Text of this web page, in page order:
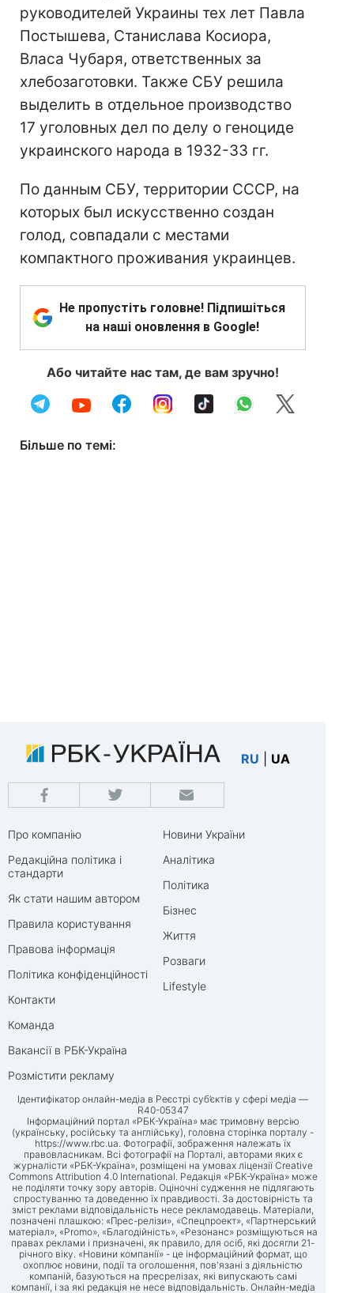
руководителей Украины тех лет Павла
Постышева, Станислава Косиора,
Власа Чубаря, ответственных за
хлебозаготовки. Также СБУ решила
выделить в отдельное производство
17 уголовных дел по делу о геноциде
украинского народа в 1932-33 гг.
По данным СБУ, территории СССР, на
которых был искусственно создан
голод, совпадали с местами
компактного проживания украинцев.
Не пропустіть головне! Підпишіться
на наші оновлення в Google!
Або читайте нас там, де вам зручно!
Більше по темі:
RU UA
Про компанію
Редакційна політика і
стандарти
Як стати нашим автором
Правила користування
Правова інформація
Політика конфіденційності
Контакти
Команда
Вакансії в РБК-Україна
Розмістити рекламу
Новини України
Аналітика
Політика
Бізнес
Життя
Розваги
Lifestyle
Ідентифікатор онлайн-медіа в Реєстрі суб’єктів у сфері медіа —
R40-05347
Інформаційний портал «РБК-Україна» має тримовну версію
(українську, російську та англійську), головна сторінка порталу -
https://www.rbc.ua. Фотографії, зображення належать їх
правовласникам. Всі фотографії на Порталі, авторами яких є
журналісти «РБК-Україна», розміщені на умовах ліцензії Creative
Commons Attribution 4.0 International. Редакція «РБК-Україна» може
не поділяти точку зору авторів. Оціночні судження не підлягають
спростуванню та доведенню їх правдивості. За достовірність та
зміст реклами відповідальність несе рекламодавець. Матеріали,
позначені плашкою: «Прес-релізи», «Спецпроект», «Партнерський
матеріал», «Promo», «Благодійність», «Резонанс» розміщуються на
правах реклами і призначені, як правило, для осіб, які досягли 21-
річного віку. «Новини компанії» - це інформаційний формат, що
охоплює новини, події та оголошення, пов'язані з діяльністю
компаній, базуються на пресрелізах, які випускають самі
компанії, і за які редакція не несе відповідальність. Онлайн-медіа